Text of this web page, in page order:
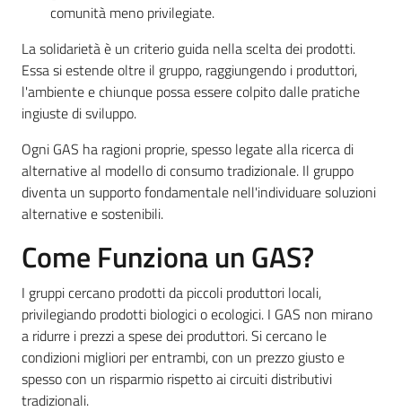
comunità meno privilegiate.
La solidarietà è un criterio guida nella scelta dei prodotti.
Essa si estende oltre il gruppo, raggiungendo i produttori,
l'ambiente e chiunque possa essere colpito dalle pratiche
ingiuste di sviluppo.
Ogni GAS ha ragioni proprie, spesso legate alla ricerca di
alternative al modello di consumo tradizionale. Il gruppo
diventa un supporto fondamentale nell'individuare soluzioni
alternative e sostenibili.
Come Funziona un GAS?
I gruppi cercano prodotti da piccoli produttori locali,
privilegiando prodotti biologici o ecologici. I GAS non mirano
a ridurre i prezzi a spese dei produttori. Si cercano le
condizioni migliori per entrambi, con un prezzo giusto e
spesso con un risparmio rispetto ai circuiti distributivi
tradizionali.